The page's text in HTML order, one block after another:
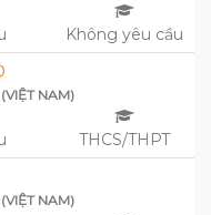
Không yêu cầu
NAM)
THCS/THPT
NAM)